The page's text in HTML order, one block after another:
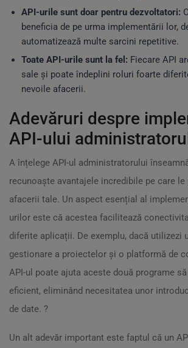
API-urile sunt doar pentru dezvoltatori:
beneficia de pe urma implementării lor,
automatizează multe sarcini repetitive.
Toate API-urile sunt la fel: Fiecare API
sale și poate îndeplini roluri foarte
nevoile afacerii.
Adevăruri despre
API-ului
A înțelege API-ul administratorului
recunoaște avantajele incredibile pe care
afacerii tale. Un aspect esențial al
urilor este că acestea facilitează
diferite aplicații. De exemplu, dacă utilizezi
gestionare a proiectelor și o platformă de
API-ul poate ajuta aceste două programe
eficient, eliminând necesitatea unor
de date. ?️
Un alt adevăr important este faptul că un